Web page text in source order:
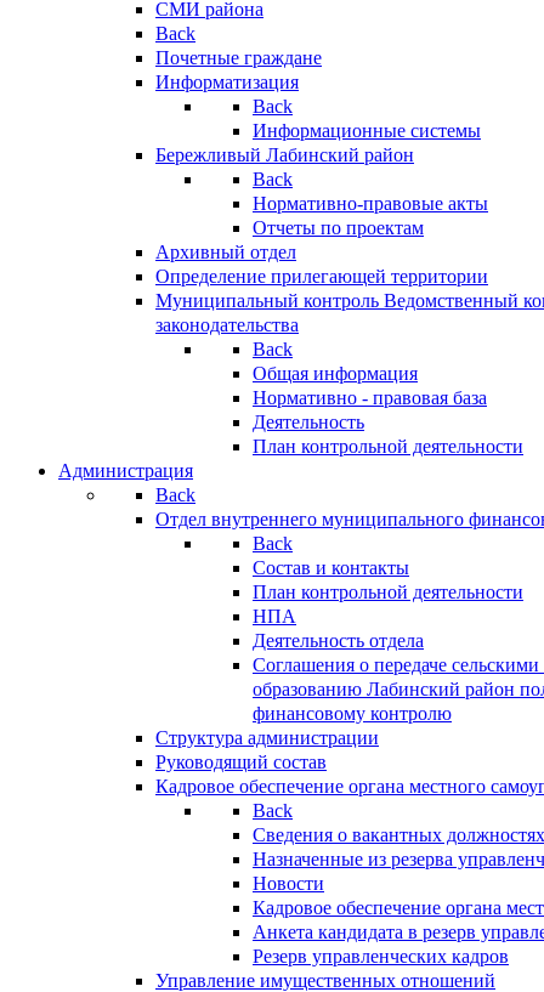
СМИ района
Back
Почетные граждане
Информатизация
Back
Информационные системы
Бережливый Лабинский район
Back
Нормативно-правовые акты
Отчеты по проектам
Архивный отдел
Определение прилегающей территории
Муниципальный контроль Ведомственный
законодательства
Back
Общая информация
Нормативно - правовая база
Деятельность
План контрольной деятельности
Администрация
Back
Отдел внутреннего муниципального
Back
Состав и контакты
План контрольной деятельности
НПА
Деятельность отдела
Соглашения о передаче
образованию Лабинский район
финансовому контролю
Структура администрации
Руководящий состав
Кадровое обеспечение органа местного
Back
Сведения о вакантных
Назначенные из резерва
Новости
Кадровое обеспечение органа
Анкета кандидата в резерв
Резерв управленческих кадров
Управление имущественных отношений